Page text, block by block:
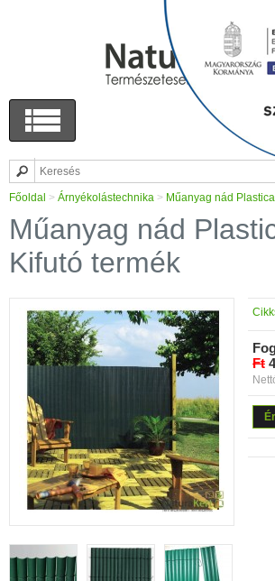
Főoldal > Árnyékolástechnika > Műanyag nád
Műanyag nád
Kifutó termék
Ft